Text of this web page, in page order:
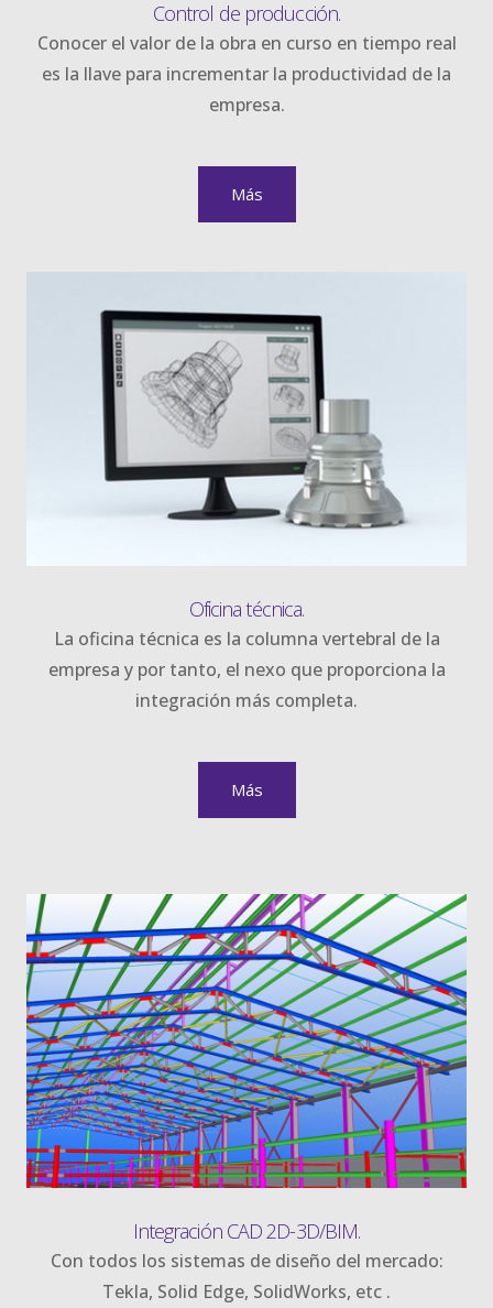
Control de producción.
Conocer el valor de la obra en curso en tiempo real
es la llave para incrementar la productividad de la
empresa.
Más
Oficina técnica.
La oficina técnica es la columna vertebral de la
empresa y por tanto, el nexo que proporciona la
integración más completa.
Más
Integración CAD 2D-3D/BIM.
Con todos los sistemas de diseño del mercado:
Tekla, Solid Edge, SolidWorks, etc .